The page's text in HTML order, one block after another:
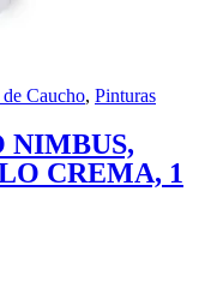
Caucho, Pinturas
NIMBUS,
CREMA, 1